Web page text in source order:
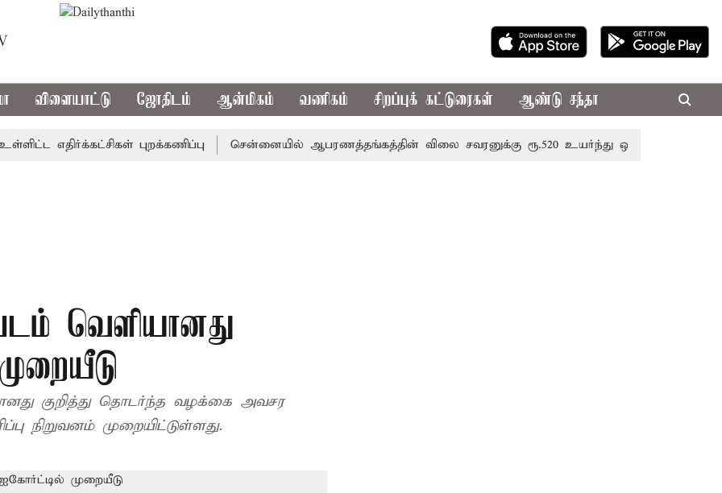
விளையாட்டு ஜோதிடம் ஆன்மிகம் வணிகம் சிறப்புக் கட்டுரைகள் ஆண்டு சந்தா
புறக்கணிப்பு சென்னையில் ஆபரணத்தங்கத்தின் விலை சவரனுக்கு ரூ.520 உயர்ந்து ஒரு சவரன்
வெளியானது
குறித்து தொடர்ந்த வழக்கை அவசர
நிறுவனம் முறையிட்டுள்ளது.